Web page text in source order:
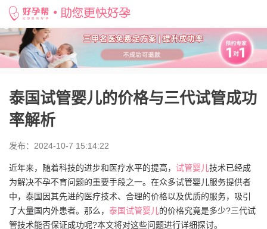
好孕帮 > 备孕知识 > 泰国试管婴儿的价格与三代试管成功率解析
泰国试管婴儿的价格与三代试管成功
率解析
发布：2024-10-7 15:14:22
近年来，随着科技的进步和医疗水平的提高， 试管婴儿技术已经成
为解决不孕不育问题的重要手段之一。在众多试管婴儿服务提供者
中，泰国因其先进的医疗技术、合理的价格以及优质的服务，吸引
了大量国内外患者。那么， 泰国试管婴儿的价格究竟是多少?三代试
管技术能否保证成功呢?本文将对这些问题进行详细探讨。